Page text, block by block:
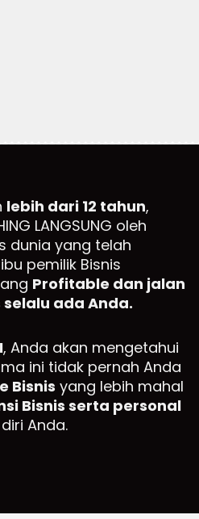
lebih dari 12 tahun,
LANGSUNG oleh
dunia yang telah
pemilik Bisnis
Profitable dan jalan
ada Anda.
, Anda akan mengetahui
ini tidak pernah Anda
Bisnis yang lebih mahal
Bisnis serta personal
Anda.